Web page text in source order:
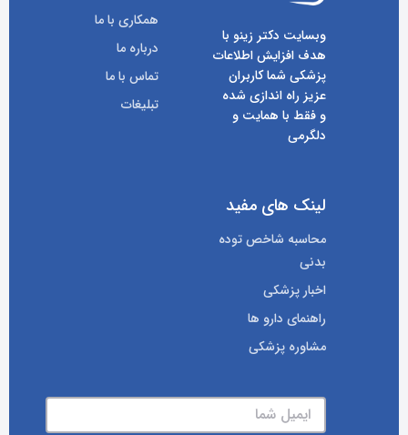
وبسایت دکتر زینو با
هدف افزایش اطلاعات
پزشکی شما کاربران
عزیز راه اندازی شده
و فقط با همایت و
دلگرمی
همکاری با ما
درباره ما
تماس با ما
تبلیغات
لینک های مفید
محاسبه شاخص توده
بدنی
اخبار پزشکی
راهنمای دارو ها
مشاوره پزشکی